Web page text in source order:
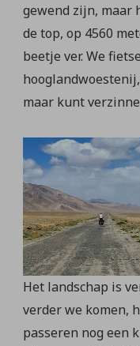
gewend zijn, maar
de top, op 4560
beetje ver. We
maar kunt
Het landschap is
verder we komen,
passeren nog een